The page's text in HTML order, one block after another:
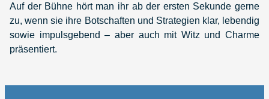
Auf der Bühne hört man ihr ab der ersten Sekunde gerne
zu, wenn sie ihre Botschaften und Strategien klar, lebendig
sowie impulsgebend – aber auch mit Witz und Charme
präsentiert.